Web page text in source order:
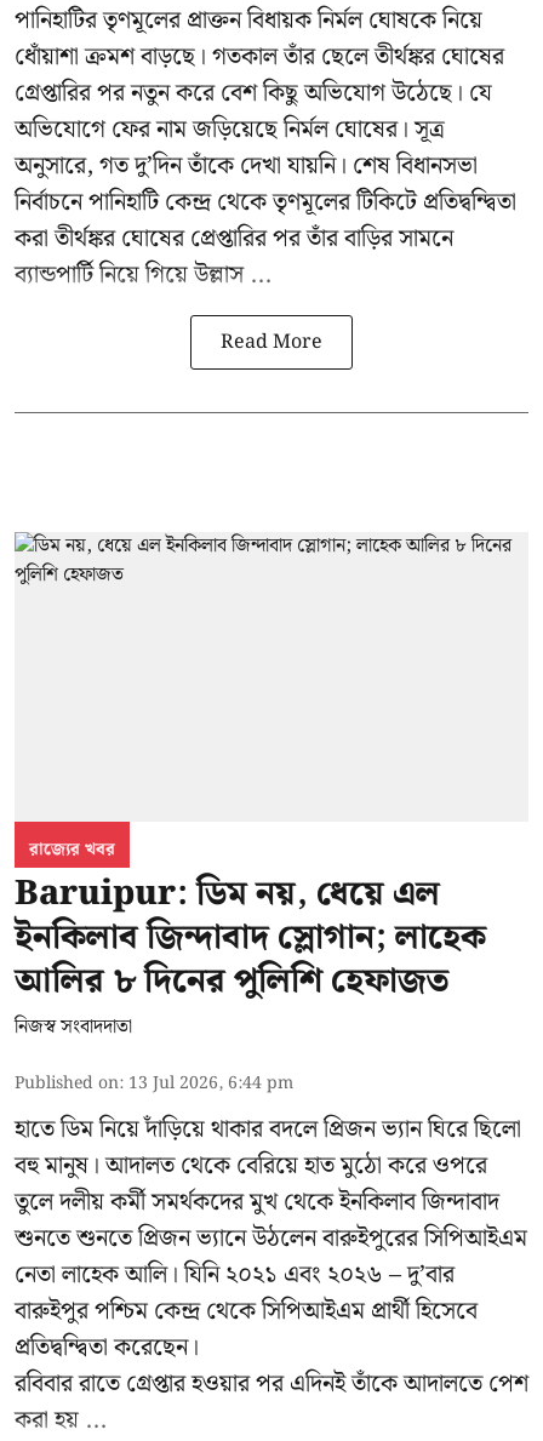
পানিহাটির তৃণমূলের প্রাক্তন বিধায়ক নির্মল ঘোষকে নিয়ে
ধোঁয়াশা ক্রমশ বাড়ছে। গতকাল তাঁর ছেলে তীর্থঙ্কর ঘোষের
গ্রেপ্তারির পর নতুন করে বেশ কিছু অভিযোগ উঠেছে। যে
অভিযোগে ফের নাম জড়িয়েছে নির্মল ঘোষের। সূত্র
অনুসারে, গত দু’দিন তাঁকে দেখা যায়নি। শেষ বিধানসভা
নির্বাচনে পানিহাটি কেন্দ্র থেকে তৃণমূলের টিকিটে প্রতিদ্বন্দ্বিতা
করা তীর্থঙ্কর ঘোষের প্রেপ্তারির পর তাঁর বাড়ির সামনে
ব্যান্ডপার্টি নিয়ে গিয়ে উল্লাস ...
Read More
রাজ্যের খবর
Baruipur: ডিম নয়, ধেয়ে এল
ইনকিলাব জিন্দাবাদ স্লোগান; লাহেক
আলির ৮ দিনের পুলিশি হেফাজত
নিজস্ব সংবাদদাতা
Published on: 13 Jul 2026, 6:44 pm
হাতে ডিম নিয়ে দাঁড়িয়ে থাকার বদলে প্রিজন ভ্যান ঘিরে ছিলো
বহু মানুষ। আদালত থেকে বেরিয়ে হাত মুঠো করে ওপরে
তুলে দলীয় কর্মী সমর্থকদের মুখ থেকে ইনকিলাব জিন্দাবাদ
শুনতে শুনতে প্রিজন ভ্যানে উঠলেন বারুইপুরের সিপিআইএম
নেতা লাহেক আলি। যিনি ২০২১ এবং ২০২৬ – দু’বার
বারুইপুর পশ্চিম কেন্দ্র থেকে সিপিআইএম প্রার্থী হিসেবে
প্রতিদ্বন্দ্বিতা করেছেন।
রবিবার রাতে গ্রেপ্তার হওয়ার পর এদিনই তাঁকে আদালতে পেশ
করা হয় ...